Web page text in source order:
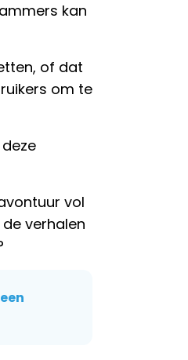
kan
of dat
om te
vol
verhalen